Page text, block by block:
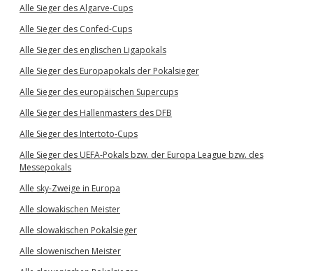
Alle Sieger des Algarve-Cups
Alle Sieger des Confed-Cups
Alle Sieger des englischen Ligapokals
Alle Sieger des Europapokals der Pokalsieger
Alle Sieger des europäischen Supercups
Alle Sieger des Hallenmasters des DFB
Alle Sieger des Intertoto-Cups
Alle Sieger des UEFA-Pokals bzw. der Europa League bzw. des
Messepokals
Alle sky-Zweige in Europa
Alle slowakischen Meister
Alle slowakischen Pokalsieger
Alle slowenischen Meister